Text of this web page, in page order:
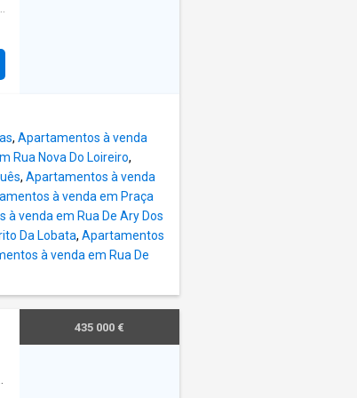
, Apartamentos à venda
Rua Nova Do Loireiro,
, Apartamentos à venda
à venda em Praça
à venda em Rua De Ary Dos
Da Lobata, Apartamentos
à venda em Rua De
435 000 €